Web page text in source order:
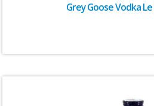
Grey Goose Vodka